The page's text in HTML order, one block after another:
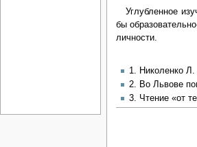
Углубленное
бы
личности.
1. Николенко
2. Во Львове
3. Чтение «от